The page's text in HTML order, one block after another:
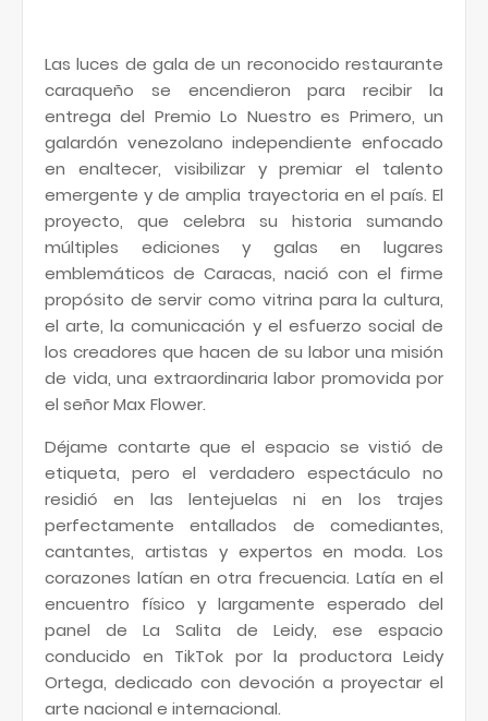
Las luces de gala de un reconocido restaurante
caraqueño se encendieron para recibir la
entrega del Premio Lo Nuestro es Primero, un
galardón venezolano independiente enfocado
en enaltecer, visibilizar y premiar el talento
emergente y de amplia trayectoria en el país. El
proyecto, que celebra su historia sumando
múltiples ediciones y galas en lugares
emblemáticos de Caracas, nació con el firme
propósito de servir como vitrina para la cultura,
el arte, la comunicación y el esfuerzo social de
los creadores que hacen de su labor una misión
de vida, una extraordinaria labor promovida por
el señor Max Flower.
Déjame contarte que el espacio se vistió de
etiqueta, pero el verdadero espectáculo no
residió en las lentejuelas ni en los trajes
perfectamente entallados de comediantes,
cantantes, artistas y expertos en moda. Los
corazones latían en otra frecuencia. Latía en el
encuentro físico y largamente esperado del
panel de La Salita de Leidy, ese espacio
conducido en TikTok por la productora Leidy
Ortega, dedicado con devoción a proyectar el
arte nacional e internacional.